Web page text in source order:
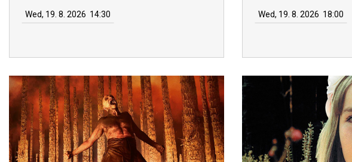
Wed, 19. 8. 2026 14:30 Wed, 19. 8. 2026 18:00